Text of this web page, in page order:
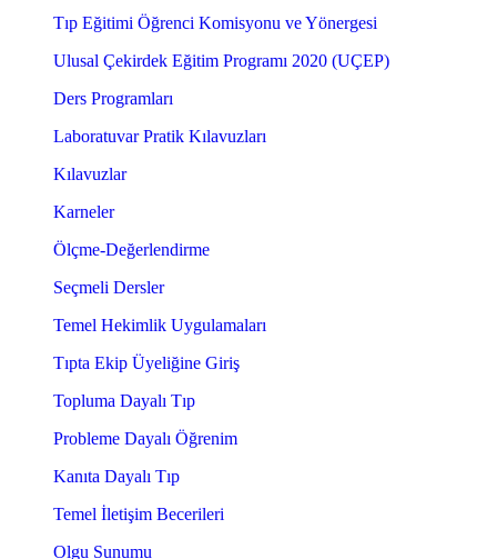
Tıp Eğitimi Öğrenci Komisyonu ve Yönergesi
Ulusal Çekirdek Eğitim Programı 2020 (UÇEP)
Ders Programları
Laboratuvar Pratik Kılavuzları
Kılavuzlar
Karneler
Ölçme-Değerlendirme
Seçmeli Dersler
Temel Hekimlik Uygulamaları
Tıpta Ekip Üyeliğine Giriş
Topluma Dayalı Tıp
Probleme Dayalı Öğrenim
Kanıta Dayalı Tıp
Temel İletişim Becerileri
Olgu Sunumu